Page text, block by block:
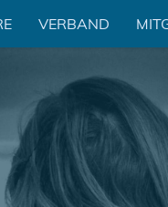
VERBAND